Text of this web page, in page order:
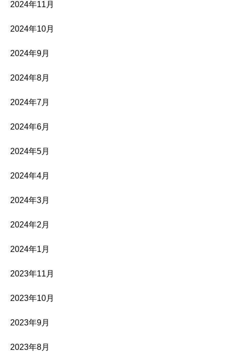
2024年11月
2024年10月
2024年9月
2024年8月
2024年7月
2024年6月
2024年5月
2024年4月
2024年3月
2024年2月
2024年1月
2023年11月
2023年10月
2023年9月
2023年8月